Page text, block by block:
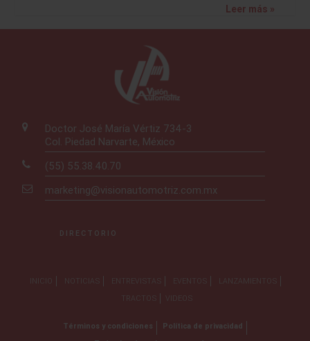
Leer más »
Doctor José María Vértiz 734-3
Col. Piedad Narvarte, México
(55) 55.38.40.70
marketing@visionautomotriz.com.mx
DIRECTORIO
INICIO NOTICIAS ENTREVISTAS EVENTOS
LANZAMIENTOS
TRACTOS
VIDEOS
Términos y condiciones
Política de privacidad